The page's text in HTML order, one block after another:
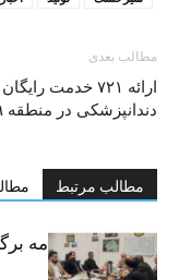
مطالب بعدی
ارائه ۷۲۱ خدمت رایگان
دندانپزشکی در منطقه ۱۹
مطالب مرتبط
امضای تفاهم‌نامه
مهارتی